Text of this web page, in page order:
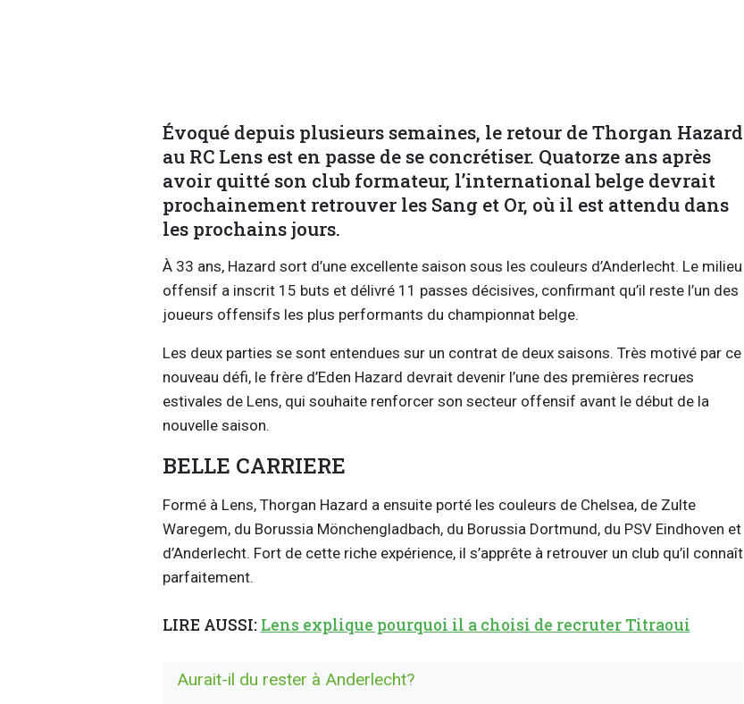
Évoqué depuis plusieurs semaines, le retour de Thorgan Hazard
au RC Lens est en passe de se concrétiser. Quatorze ans après
avoir quitté son club formateur, l’international belge devrait
prochainement retrouver les Sang et Or, où il est attendu dans
les prochains jours.
À 33 ans, Hazard sort d’une excellente saison sous les couleurs d’Anderlecht. Le milieu
offensif a inscrit 15 buts et délivré 11 passes décisives, confirmant qu’il reste l’un des
joueurs offensifs les plus performants du championnat belge.
Les deux parties se sont entendues sur un contrat de deux saisons. Très motivé par ce
nouveau défi, le frère d’Eden Hazard devrait devenir l’une des premières recrues
estivales de Lens, qui souhaite renforcer son secteur offensif avant le début de la
nouvelle saison.
BELLE CARRIERE
Formé à Lens, Thorgan Hazard a ensuite porté les couleurs de Chelsea, de Zulte
Waregem, du Borussia Mönchengladbach, du Borussia Dortmund, du PSV Eindhoven et
d’Anderlecht. Fort de cette riche expérience, il s’apprête à retrouver un club qu’il connaît
parfaitement.
LIRE AUSSI: Lens explique pourquoi il a choisi de recruter Titraoui
Aurait-il du rester à Anderlecht?